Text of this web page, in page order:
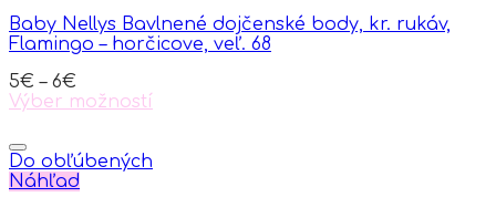
may
be
on
the
page
Baby Nellys Bavlnené dojčenské body, kr. rukáv,
Flamingo – horčicove, veľ. 68
5€ – 6€
Výber možností
product
has
multiple
Do obľúbených
Náhľad